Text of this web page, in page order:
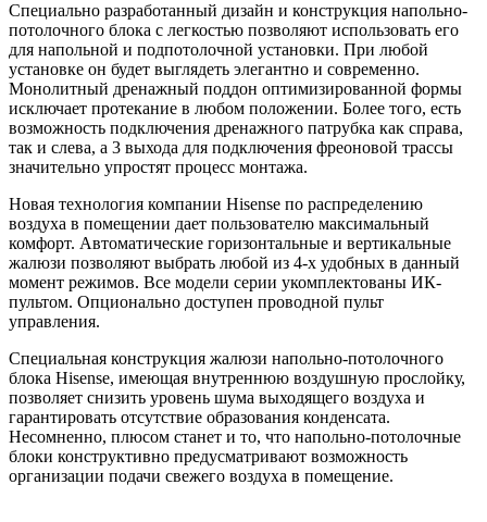
Специально разработанный дизайн и конструкция напольно-
потолочного блока с легкостью позволяют использовать его
для напольной и подпотолочной установки. При любой
установке он будет выглядеть элегантно и современно.
Монолитный дренажный поддон оптимизированной формы
исключает протекание в любом положении. Более того, есть
возможность подключения дренажного патрубка как справа,
так и слева, а 3 выхода для подключения фреоновой трассы
значительно упростят процесс монтажа.
Новая технология компании Hisense по распределению
воздуха в помещении дает пользователю максимальный
комфорт. Автоматические горизонтальные и вертикальные
жалюзи позволяют выбрать любой из 4-х удобных в данный
момент режимов. Все модели серии укомплектованы ИК-
пультом. Опционально доступен проводной пульт
управления.
Специальная конструкция жалюзи напольно-потолочного
блока Hisense, имеющая внутреннюю воздушную прослойку,
позволяет снизить уровень шума выходящего воздуха и
гарантировать отсутствие образования конденсата.
Несомненно, плюсом станет и то, что напольно-потолочные
блоки конструктивно предусматривают возможность
организации подачи свежего воздуха в помещение.